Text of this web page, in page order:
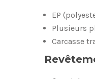
EP
Plusieurs
Carcasse